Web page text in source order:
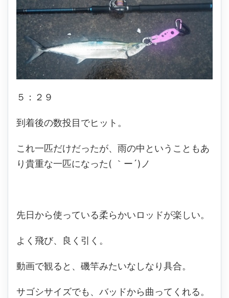
５：２９
到着後の数投目でヒット。
これ一匹だけだったが、雨の中ということもあ
り貴重な一匹になった( ｀ー´)ノ
先日から使っている柔らかいロッドが楽しい。
よく飛び、良く引く。
動画で観ると、磯竿みたいなしなり具合。
サゴシサイズでも、バッドから曲ってくれる。